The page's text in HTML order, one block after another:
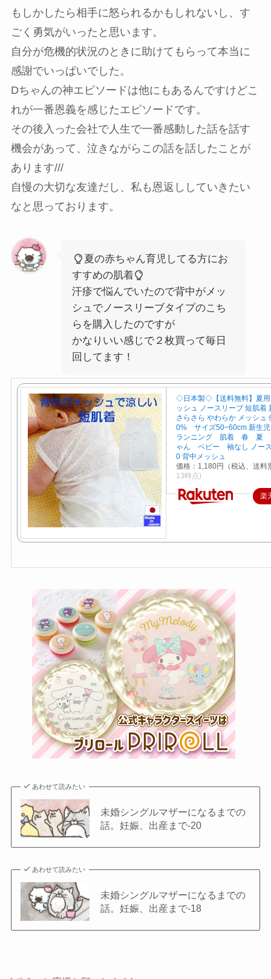
もしかしたら相手に怒られるかもしれないし、す
ごく勇気がいったと思います。
自分が危機的状況のときに助けてもらって本当に
感謝でいっぱいでした。
Dちゃんの神エピソードは他にもあるんですけどこ
れが一番恩義を感じたエピソードです。
その後入った会社で人生で一番感動した話を話す
機会があって、泣きながらこの話を話したことが
あります///
自慢の大切な友達だし、私も恩返ししていきたい
なと思っております。
夏の赤ちゃん育児してる方にお
すすめの肌着
汗疹で悩んでいたので背中がメッ
シュでノースリーブタイプのこち
らを購入したのですが
かなりいい感じで２枚買って毎日
回してます！
◇日本製◇【送料無料】夏用
ッシュ ノースリーブ 短肌着
さらさら やわらか メッシュ
0% サイズ50−60cm 新
ランニング 肌着 春 夏
ゃん ベビー 袖なし ノー
0 背中メッシュ
価格：1,180円（税込、送料
13時点)
楽
あわせて読みたい
未婚シングルマザーになるまでの
話。妊娠、出産まで-20
あわせて読みたい
未婚シングルマザーになるまでの
話。妊娠、出産まで-18